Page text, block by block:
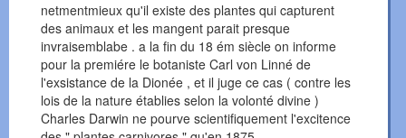
netmentmieux qu'il existe des plantes qui capturent
des animaux et les mangent parait presque
invraisemblabe . a la fin du 18 ém siècle on informe
pour la premiére le botaniste Carl von Linné de
l'exsistance de la Dionée , et il juge ce cas ( contre les
lois de la nature établies selon la volonté divine )
Charles Darwin ne pourve scientifiquement l'excitence